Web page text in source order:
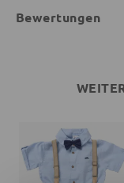
Bewertungen